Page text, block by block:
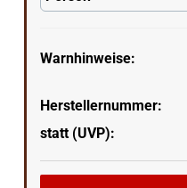
Warnhinweise:
Herstellernummer:
statt (UVP):